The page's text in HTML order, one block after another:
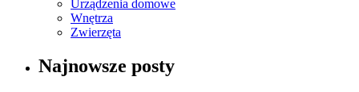
Urządzenia domowe
Wnętrza
Zwierzęta
Najnowsze posty